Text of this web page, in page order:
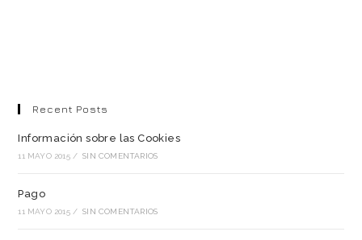
Recent Posts
Información sobre las Cookies
11 MAYO 2015 / SIN COMENTARIOS
Pago
11 MAYO 2015 / SIN COMENTARIOS